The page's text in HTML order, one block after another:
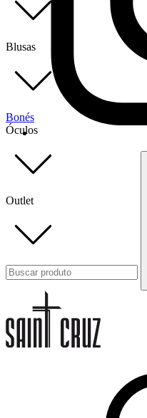
Blusas
Bonés
Óculos
Outlet